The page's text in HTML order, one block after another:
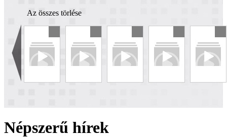
Az összes törlése
Népszerű hírek